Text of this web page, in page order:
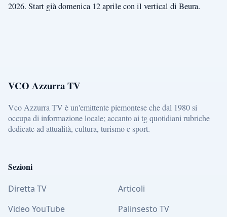
2026. Start già domenica 12 aprile con il vertical di Beura.
VCO Azzurra TV
Vco Azzurra TV è un'emittente piemontese che dal 1980 si
occupa di informazione locale; accanto ai tg quotidiani rubriche
dedicate ad attualità, cultura, turismo e sport.
Sezioni
Diretta TV
Articoli
Video YouTube
Palinsesto TV